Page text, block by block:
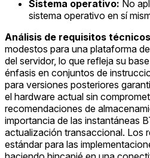
Sistema operativo: No
sistema operativo en sí
Análisis de requisitos
modestos para una plataforma
del servidor, lo que refleja su
énfasis en conjuntos de
para versiones posteriores
el hardware actual sin
recomendaciones de
importancia de las instantáneas
actualización transaccional. Los
estándar para las